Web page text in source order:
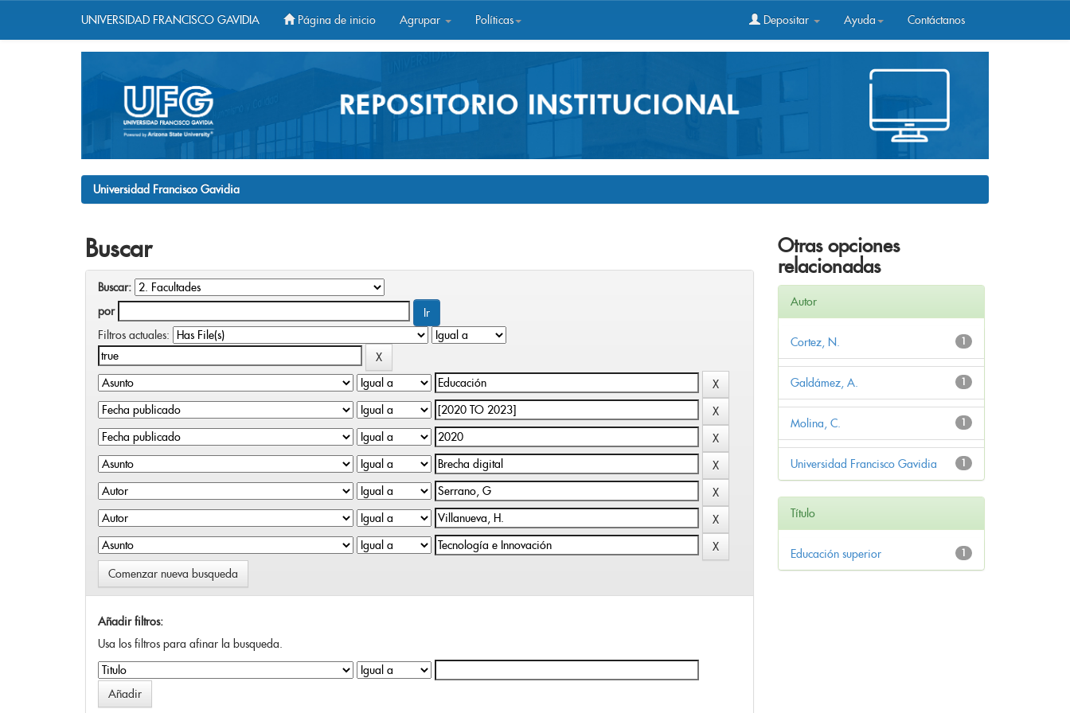
UNIVERSIDAD FRANCISCO GAVIDIA Página de inicio Agrupar Políticas Depositar Ayuda Contáctanos
Universidad Francisco Gavidia
Buscar
Buscar:
por
Filtros actuales:
Comenzar nueva busqueda
Añadir filtros:
Usa los filtros para afinar la busqueda.
Otras opciones
relacionadas
Autor
1
Cortez, N.
1
Galdámez, A.
1
Molina, C.
1
Universidad Francisco Gavidia
Título
1
Educación superior